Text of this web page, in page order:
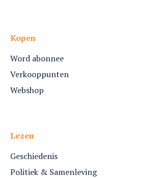
Kopen
Word abonnee
Verkooppunten
Webshop
Lezen
Geschiedenis
Politiek & Samenleving